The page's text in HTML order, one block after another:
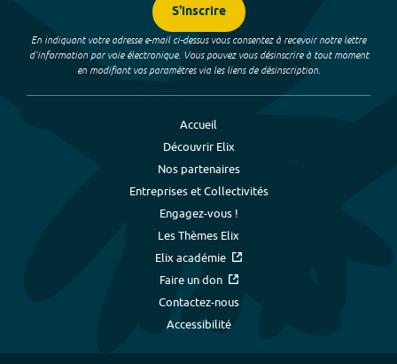
S'inscrire
En indiquant votre adresse e-mail ci-dessus vous consentez à recevoir notre lettre
d’information par voie électronique. Vous pouvez vous désinscrire à tout moment
en modifiant vos paramètres via les liens de désinscription.
Accueil
Découvrir Elix
Nos partenaires
Entreprises et Collectivités
Engagez-vous !
Les Thèmes Elix
Elix académie
Faire un don
Contactez-nous
Accessibilité